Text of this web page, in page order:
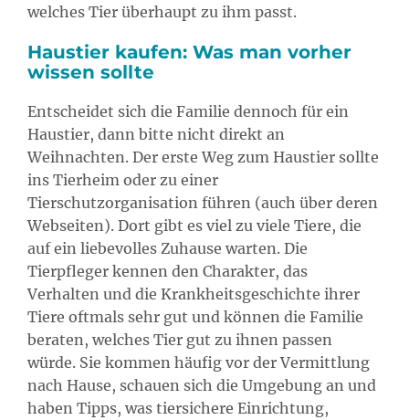
welches Tier überhaupt zu ihm passt.
Haustier kaufen: Was man vorher
wissen sollte
Entscheidet sich die Familie dennoch für ein
Haustier, dann bitte nicht direkt an
Weihnachten. Der erste Weg zum Haustier sollte
ins Tierheim oder zu einer
Tierschutzorganisation führen (auch über deren
Webseiten). Dort gibt es viel zu viele Tiere, die
auf ein liebevolles Zuhause warten. Die
Tierpfleger kennen den Charakter, das
Verhalten und die Krankheitsgeschichte ihrer
Tiere oftmals sehr gut und können die Familie
beraten, welches Tier gut zu ihnen passen
würde. Sie kommen häufig vor der Vermittlung
nach Hause, schauen sich die Umgebung an und
haben Tipps, was tiersichere Einrichtung,